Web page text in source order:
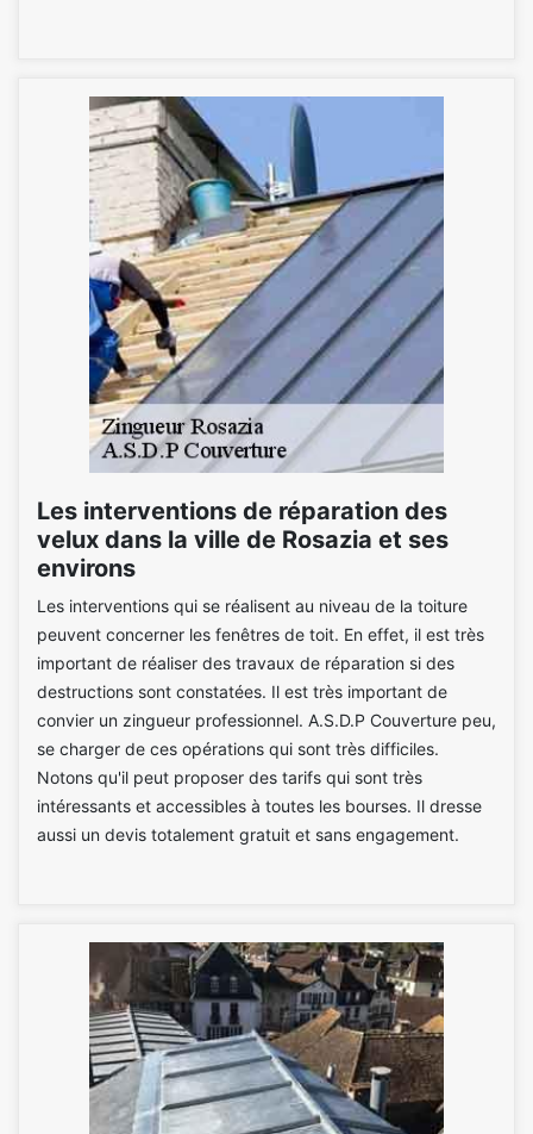
Les interventions de réparation des
velux dans la ville de Rosazia et ses
environs
Les interventions qui se réalisent au niveau de la toiture
peuvent concerner les fenêtres de toit. En effet, il est très
important de réaliser des travaux de réparation si des
destructions sont constatées. Il est très important de
convier un zingueur professionnel. A.S.D.P Couverture peu,
se charger de ces opérations qui sont très difficiles.
Notons qu'il peut proposer des tarifs qui sont très
intéressants et accessibles à toutes les bourses. Il dresse
aussi un devis totalement gratuit et sans engagement.